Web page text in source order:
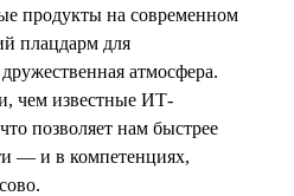
продукты на современном
плацдарм для
атмосфера.
чем известные ИТ-
позволяет нам быстрее
— и в компетенциях,